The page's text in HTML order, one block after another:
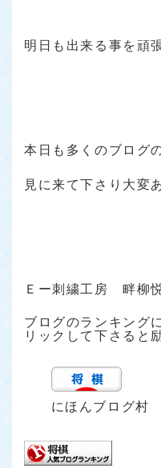
明日も出来る事を頑
本日も多くのブログ
見に来て下さり大変
Ｅー刺繍工房 畔柳
ブログのランキング
リックして下さると
にほんブログ村